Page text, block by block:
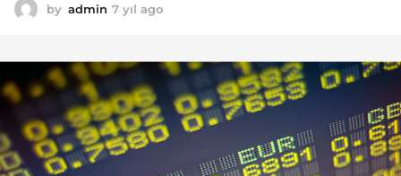
by admin 7 yıl ago
l
a